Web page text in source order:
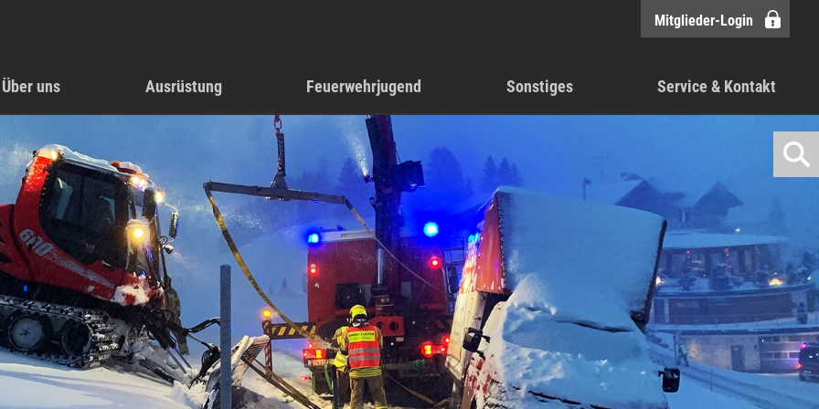
Über uns Ausrüstung Feuerwehrjugend Sonstiges Service & Kontakt
Mitglieder-Login